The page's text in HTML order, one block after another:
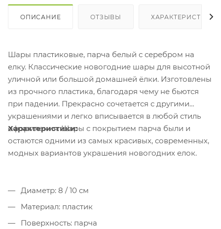
ОПИСАНИЕ ОТЗЫВЫ ХАРАКТЕРИСТИКИ
Шары пластиковые, парча белый с серебром на
елку. Классические новогодние шары для высотной
уличной или большой домашней ёлки. Изготовлены
из прочного пластика, благодаря чему не бьются
при падении. Прекрасно сочетается с другими
украшениями и легко вписывается в любой стиль
оформления. Шары с покрытием парча были и
остаются одними из самых красивых, современных,
модных вариантов украшения новогодних елок.
Характеристики:
Диаметр: 8 / 10 см
Материал: пластик
Поверхность: парча